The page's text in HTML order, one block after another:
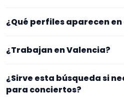
¿Qué perfiles aparecen
EncuentraMúsico. La
experiencia o disponibilidad
la página se centra en
¿Trabajan en Valencia?
en Valencia. Aun así,
¿Sirve esta búsqueda si
para conciertos?